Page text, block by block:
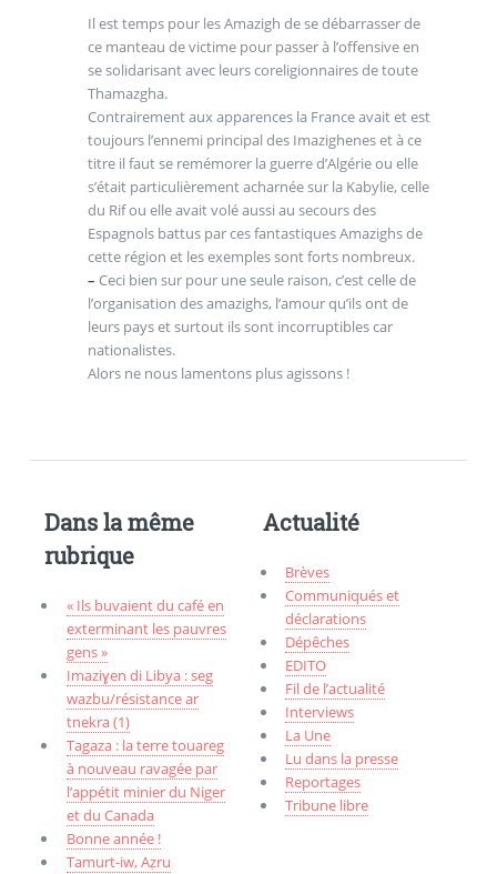
Il est temps pour les Amazigh de se débarrasser de
ce manteau de victime pour passer à l’offensive en
se solidarisant avec leurs coreligionnaires de toute
Thamazgha.
Contrairement aux apparences la France avait et est
toujours l’ennemi principal des Imazighenes et à ce
titre il faut se remémorer la guerre d’Algérie ou elle
s’était particulièrement acharnée sur la Kabylie, celle
du Rif ou elle avait volé aussi au secours des
Espagnols battus par ces fantastiques Amazighs de
cette région et les exemples sont forts nombreux.
– Ceci bien sur pour une seule raison, c’est celle de
l’organisation des amazighs, l’amour qu’ils ont de
leurs pays et surtout ils sont incorruptibles car
nationalistes.
Alors ne nous lamentons plus agissons !
Dans la même
rubrique
« Ils buvaient du café en
exterminant les pauvres
gens »
Imaziɣen di Libya : seg
wazbu/résistance ar
tnekra (1)
Tagaza : la terre touareg
à nouveau ravagée par
l’appétit minier du Niger
et du Canada
Bonne année !
Tamurt-iw, Aẓru
Actualité
Brèves
Communiqués et
déclarations
Dépêches
EDITO
Fil de l’actualité
Interviews
La Une
Lu dans la presse
Reportages
Tribune libre